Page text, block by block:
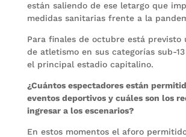
están saliendo de ese letargo que
medidas sanitarias frente a la
Para finales de octubre está previsto
de atletismo en sus categorías sub-
el principal estadio capitalino.
¿Cuántos espectadores están
eventos deportivos y cuáles son los
ingresar a los escenarios?
En estos momentos el aforo